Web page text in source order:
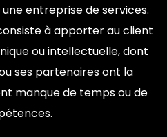
une entreprise de services.
à apporter au client
ou intellectuelle, dont
ou ses partenaires ont la
manque de temps ou de